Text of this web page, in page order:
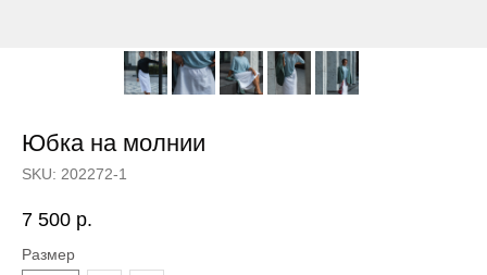
Юбка на молнии
SKU: 202272-1
7 500 р.
Размер